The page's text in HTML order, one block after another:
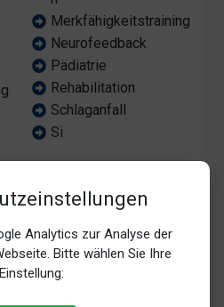
Analytics zur Analyse der
Bitte wählen Sie Ihre
Einstellung:
Merkfähigkeitstraining
Neurofeedback
Pädiatrie
Rehabilitation
Schlaganfall
Si